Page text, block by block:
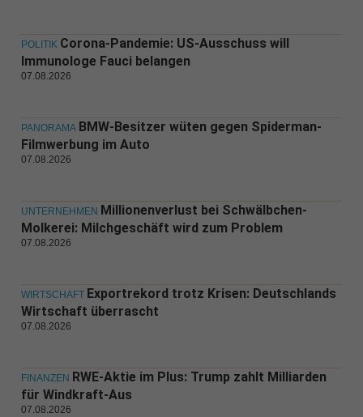
POLITIK Corona-Pandemie: US-Ausschuss will
Immunologe Fauci belangen
07.08.2026
PANORAMA BMW-Besitzer wüten gegen Spiderman-
Filmwerbung im Auto
07.08.2026
UNTERNEHMEN Millionenverlust bei Schwälbchen-
Molkerei: Milchgeschäft wird zum Problem
07.08.2026
WIRTSCHAFT Exportrekord trotz Krisen: Deutschlands
Wirtschaft überrascht
07.08.2026
FINANZEN RWE-Aktie im Plus: Trump zahlt Milliarden
für Windkraft-Aus
07.08.2026